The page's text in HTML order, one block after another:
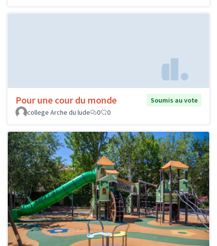
Pour une cour du monde
Soumis au vote
college Arche du lude
0 0